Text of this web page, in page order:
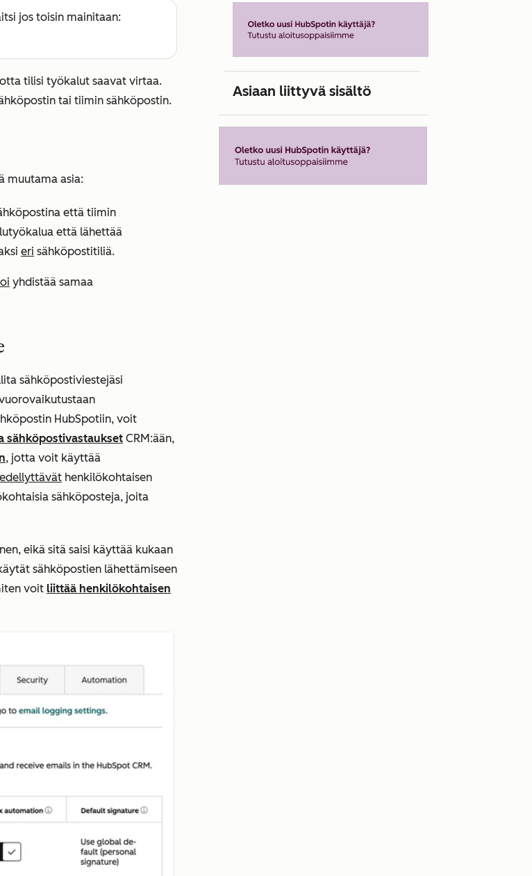
jos toisin mainitaan:
tilisi työkalut saavat virtaa.
tai tiimin sähköpostin.
muutama asia:
että tiimin
että lähettää
eri sähköpostitiliä.
yhdistää samaa
sähköpostiviestejäsi
HubSpotiin, voit
sähköpostivastaukset CRM:ään,
, jotta voit käyttää
edellyttävät henkilökohtaisen
sähköposteja, joita
eikä sitä saisi käyttää kukaan
sähköpostien lähettämiseen
voit liittää henkilökohtaisen
Asiaan liittyvä sisältö